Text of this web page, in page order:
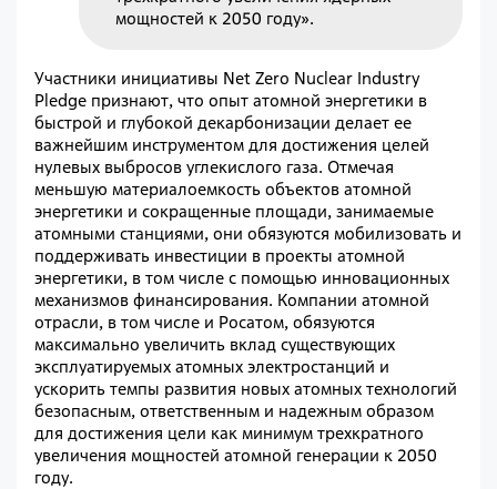
мощностей к 2050 году».
Участники инициативы Net Zero Nuclear Industry
Pledge признают, что опыт атомной энергетики в
быстрой и глубокой декарбонизации делает ее
важнейшим инструментом для достижения целей
нулевых выбросов углекислого газа. Отмечая
меньшую материалоемкость объектов атомной
энергетики и сокращенные площади, занимаемые
атомными станциями, они обязуются мобилизовать и
поддерживать инвестиции в проекты атомной
энергетики, в том числе с помощью инновационных
механизмов финансирования. Компании атомной
отрасли, в том числе и Росатом, обязуются
максимально увеличить вклад существующих
эксплуатируемых атомных электростанций и
ускорить темпы развития новых атомных технологий
безопасным, ответственным и надежным образом
для достижения цели как минимум трехкратного
увеличения мощностей атомной генерации к 2050
году.